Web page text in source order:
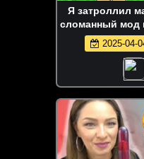
Я затроллил
сломанный мод
новичок
2025-04-